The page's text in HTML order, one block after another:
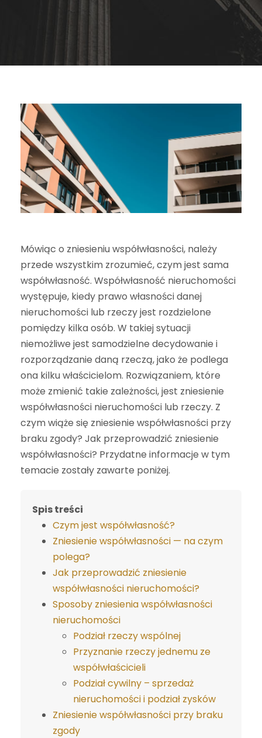
Mówiąc o zniesieniu współwłasności, należy
przede wszystkim zrozumieć, czym jest sama
współwłasność. Współwłasność nieruchomości
występuje, kiedy prawo własności danej
nieruchomości lub rzeczy jest rozdzielone
pomiędzy kilka osób. W takiej sytuacji
niemożliwe jest samodzielne decydowanie i
rozporządzanie daną rzeczą, jako że podlega
ona kilku właścicielom. Rozwiązaniem, które
może zmienić takie zależności, jest zniesienie
współwłasności nieruchomości lub rzeczy. Z
czym wiąże się zniesienie współwłasności przy
braku zgody? Jak przeprowadzić zniesienie
współwłasności? Przydatne informacje w tym
temacie zostały zawarte poniżej.
Spis treści
Czym jest współwłasność?
Zniesienie współwłasności — na czym
polega?
Jak przeprowadzić zniesienie
współwłasności nieruchomości?
Sposoby zniesienia współwłasności
nieruchomości
Podział rzeczy wspólnej
Przyznanie rzeczy jednemu ze
współwłaścicieli
Podział cywilny – sprzedaż
nieruchomości i podział zysków
Zniesienie współwłasności przy braku
zgody